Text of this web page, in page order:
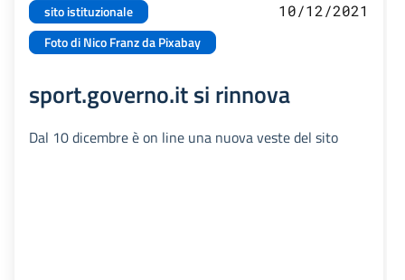
sito istituzionale
Foto di Nico Franz da Pixabay
10/12/2021
sport.governo.it si rinnova
Dal 10 dicembre è on line una nuova veste del sito